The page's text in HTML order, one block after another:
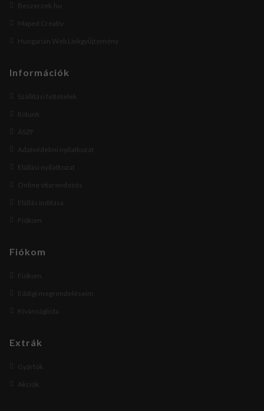
Beszerzek.hu
Maped Creativ
Hungarian Web Linkgyűjtemény
Információk
Szállítási feltételek
Rólunk
ÁSZF
Adatvédelmi nyilatkozat
Elállási nyilatkozat
Online vitarendezés
Elállás indítása
Fiókom
Fiókom
Fiókom
Eddigi megrendeléseim
Kívánságlista
Extrák
Gyártók
Akciók